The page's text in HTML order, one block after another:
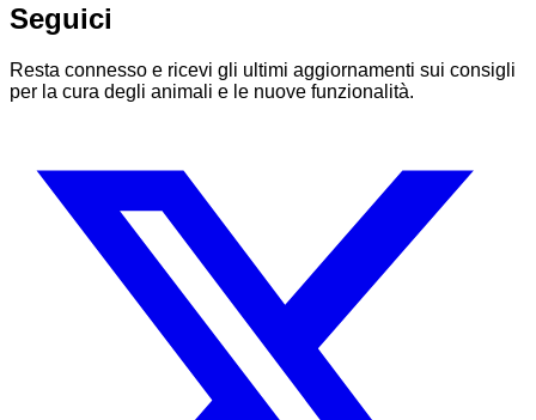
Seguici
Resta connesso e ricevi gli ultimi aggiornamenti sui consigli
per la cura degli animali e le nuove funzionalità.